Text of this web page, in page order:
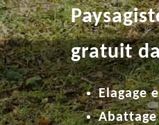
gratuit
Elagage